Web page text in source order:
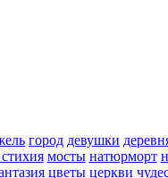
город девушки
мосты натюрморт
цветы церкви